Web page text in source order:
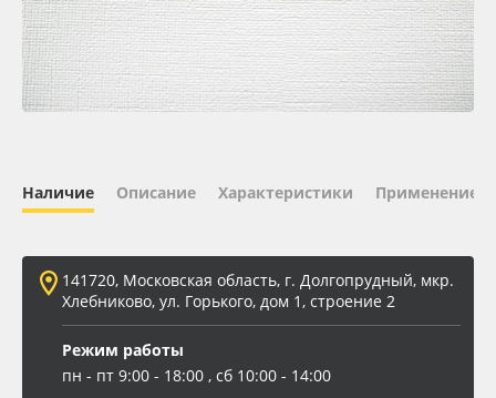
Oracal 641
Orajet 3640
ПЭТ листовой
Вспененный ПВХ
Баннер
Наличие Описание Характеристики Применение
141720, Московская область, г. Долгопрудный, мкр.
Хлебниково, ул. Горького, дом 1, строение 2
Режим работы
пн - пт 9:00 - 18:00 , сб 10:00 - 14:00